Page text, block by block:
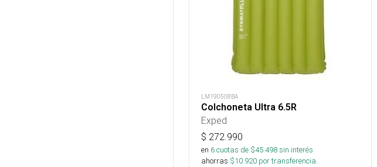
LM190508BA
Colchoneta Ultra 6.5R
Exped
$ 272.990
en 6cuotas de $45.498sin interés
ahorras $10.920 por transferencia.